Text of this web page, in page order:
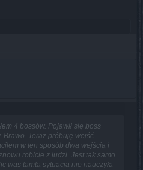
4 bossów. Pojawił się boss
Brawo. Teraz próbuję wejść
w ten sposób dwa wejścia i
robicie z ludzi. Jest tak samo
was tamta sytuacja nie nauczyła